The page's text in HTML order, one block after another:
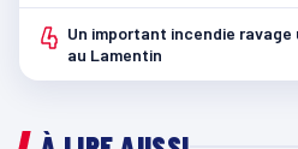
4 Un important incendie ravage
au Lamentin